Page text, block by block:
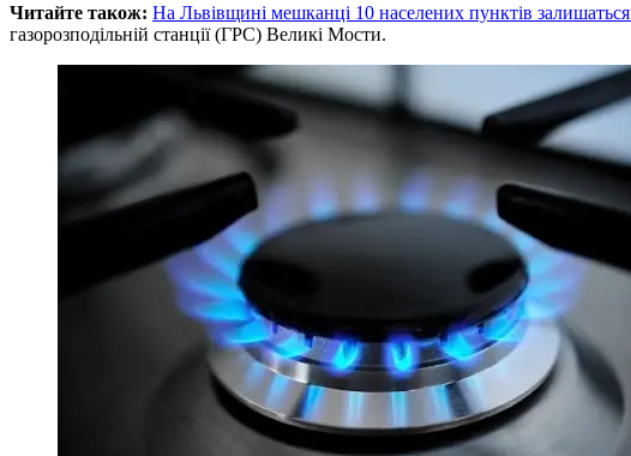
Читайте також: На Львівщині мешканці 10 населених пунктів залишаться
газорозподільній станції (ГРС) Великі Мости.